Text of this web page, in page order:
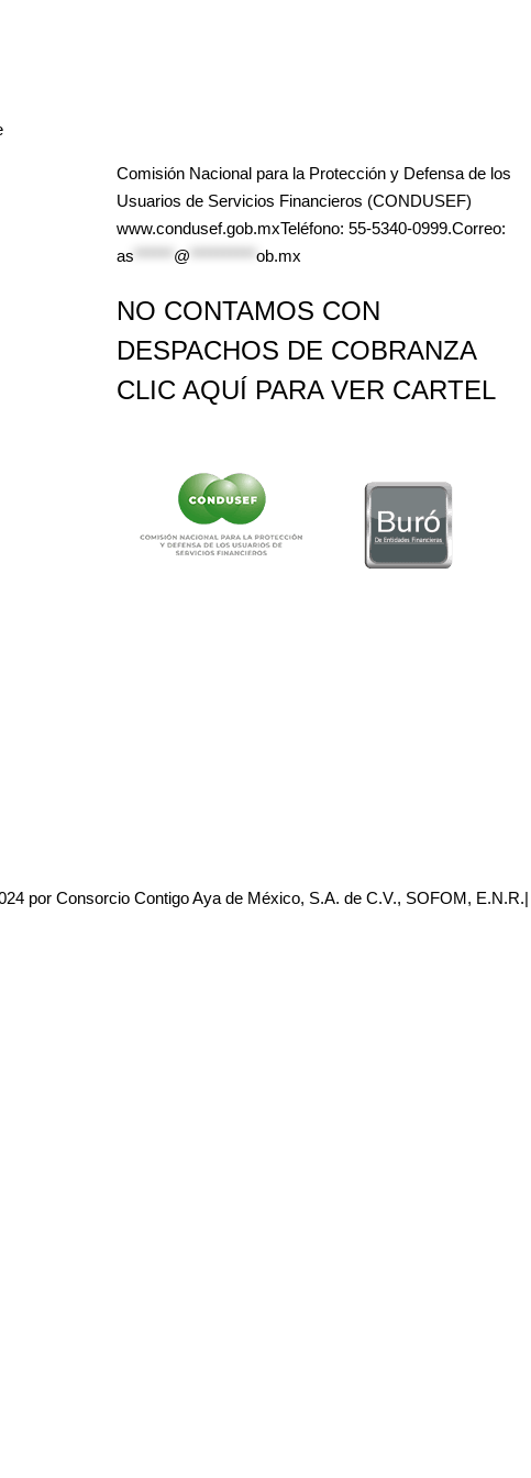
Comisión Nacional para la Protección y Defensa de los
Usuarios de Servicios Financieros (CONDUSEF)
www.condusef.gob.mxTeléfono: 55-5340-0999.Correo:
as
@ ob.mx
NO CONTAMOS CON
DESPACHOS DE COBRANZA
CLIC AQUÍ PARA VER CARTEL
por Consorcio Contigo Aya de México, S.A. de C.V., SOFOM,